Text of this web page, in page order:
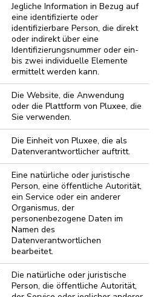
Jegliche Information in Bezug auf
eine identifizierte oder
identifizierbare Person, die direkt
oder indirekt über eine
Identifizierungsnummer oder ein-
bis zwei individuelle Elemente
ermittelt werden kann.
Die Website, die Anwendung
oder die Plattform von Pluxee, die
Sie verwenden.
Die Einheit von Pluxee, die als
Datenverantwortlicher auftritt.
Eine natürliche oder juristische
Person, eine öffentliche Autorität,
ein Service oder ein anderer
Organismus, der
personenbezogene Daten im
Namen des
Datenverantwortlichen
bearbeitet.
Die natürliche oder juristische
Person, die öffentliche Autorität,